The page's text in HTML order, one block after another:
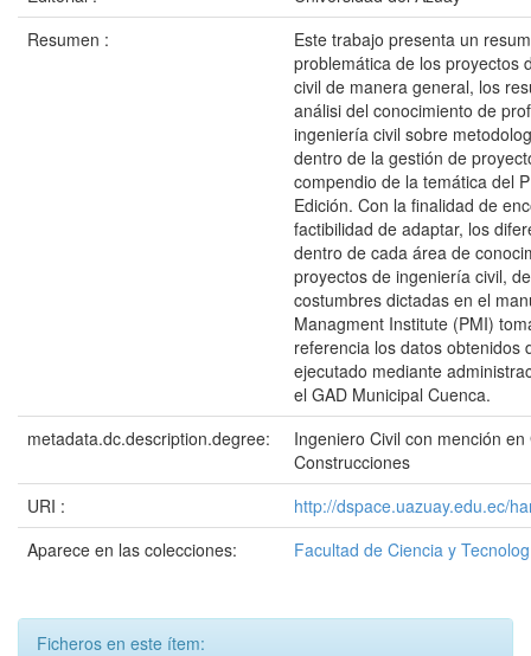
Resumen :
Este trabajo presenta un
problemática de los proyectos
civil de manera general, los
análisi del conocimiento de
ingeniería civil sobre
dentro de la gestión de
compendio de la temática del
Edición. Con la finalidad de
factibilidad de adaptar, los
dentro de cada área de
proyectos de ingeniería civil,
costumbres dictadas en el
Managment Institute (PMI)
referencia los datos obtenidos
ejecutado mediante
el GAD Municipal Cuenca.
metadata.dc.description.degree:
Ingeniero Civil con mención
Construcciones
URI :
http://dspace.uazuay.edu.ec/
Aparece en las colecciones:
Facultad de Ciencia y
Ficheros en este ítem: